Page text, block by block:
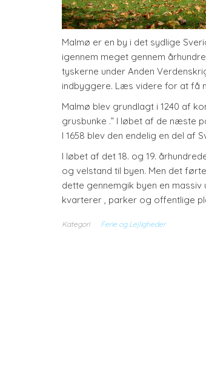
Malmø er en by i det sydlige
igennem meget gennem
tyskerne under Anden
indbyggere. Læs videre for at få
Malmø blev grundlagt i 1240 af
grusbunke .” I løbet af de næste
I 1658 blev den endelig en del af
I løbet af det 18. og 19.
og velstand til byen. Men det
dette gennemgik byen en
kvarterer , parker og offentlige
Kategori Ferie og Lejligheder